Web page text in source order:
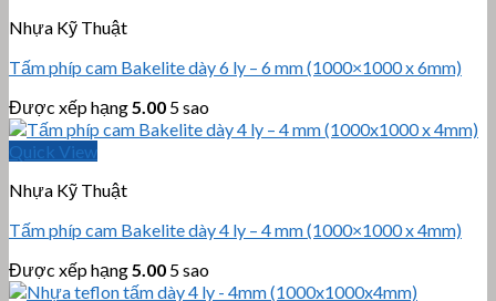
Nhựa Kỹ Thuật
Tấm phíp cam Bakelite dày 6 ly – 6 mm (1000×1000 x 6mm)
Được xếp hạng 5.00 5 sao
Quick View
Nhựa Kỹ Thuật
Tấm phíp cam Bakelite dày 4 ly – 4 mm (1000×1000 x 4mm)
Được xếp hạng 5.00 5 sao